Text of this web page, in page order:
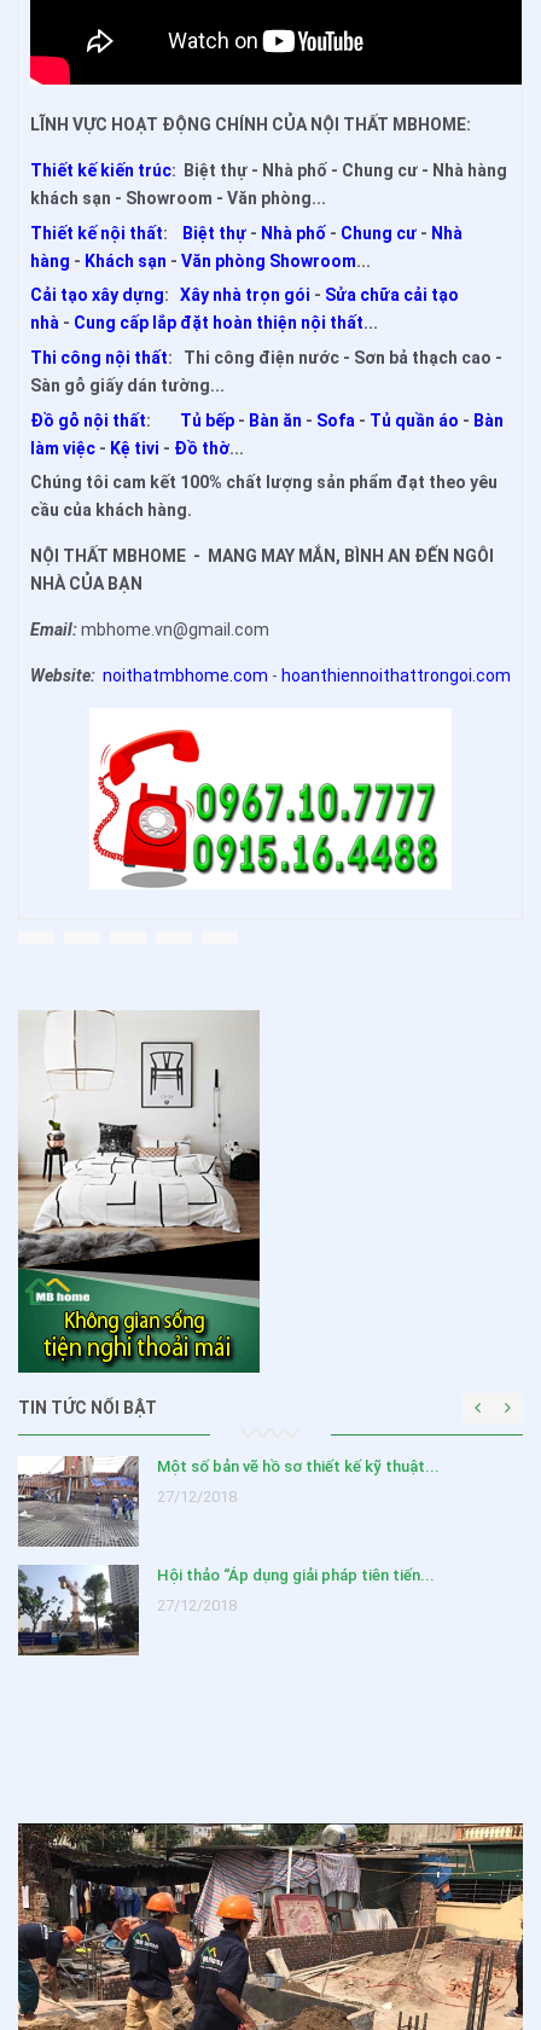
LĨNH VỰC HOẠT ĐỘNG CHÍNH CỦA NỘI THẤT MBHOME:
Thiết kế kiến trúc: Biệt thự - Nhà phố - Chung cư - Nhà hàng
khách sạn - Showroom - Văn phòng...
Thiết kế nội thất: Biệt thự - Nhà phố - Chung cư - Nhà
hàng - Khách sạn - Văn phòng Showroom...
Cải tạo xây dựng: Xây nhà trọn gói - Sửa chữa cải tạo
nhà - Cung cấp lắp đặt hoàn thiện nội thất...
Thi công nội thất: Thi công điện nước - Sơn bả thạch cao -
Sàn gỗ giấy dán tường...
Đồ gỗ nội thất: Tủ bếp - Bàn ăn - Sofa - Tủ quần áo - Bàn
làm việc - Kệ tivi - Đồ thờ...
Chúng tôi cam kết 100% chất lượng sản phẩm đạt theo yêu
cầu của khách hàng.
NỘI THẤT MBHOME - MANG MAY MẮN, BÌNH AN ĐẾN NGÔI
NHÀ CỦA BẠN
Email:mbhome.vn@gmail.com
Website: noithatmbhome.com - hoanthiennoithattrongoi.com
TIN TỨC NỔI BẬT
Một số bản vẽ hồ sơ thiết kế kỹ thuật...
27/12/2018
Hội thảo “Áp dụng giải pháp tiên tiến...
27/12/2018